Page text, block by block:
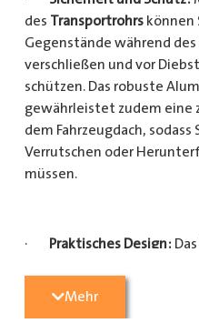
des Transportrohrskönnen
Gegenstände während
verschließen und vor
schützen. Das robuste
gewährleistet zudem eine
dem Fahrzeugdach,
Verrutschen oder
müssen.
· Praktisches Design: Das
Gegenständen sicher und
Mehr